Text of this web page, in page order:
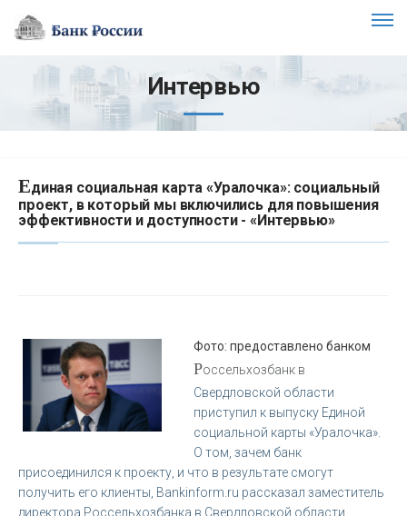
Интервью
Единая социальная карта «Уралочка»: социальный
проект, в который мы включились для повышения
эффективности и доступности - «Интервью»
Фото: предоставлено банком
Россельхозбанк в
Свердловской области
приступил к выпуску Единой
социальной карты «Уралочка».
О том, зачем банк
присоединился к проекту, и что в результате смогут
получить его клиенты, Bankinform.ru рассказал заместитель
директора Россельхозбанка в Свердловской области